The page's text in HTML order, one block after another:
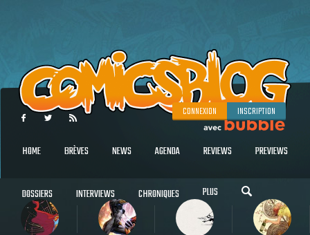
CONNEXION INSCRIPTION
HOME BRÈVES NEWS AGENDA REVIEWS PREVIEWS
DOSSIERS INTERVIEWS CHRONIQUES PLUS